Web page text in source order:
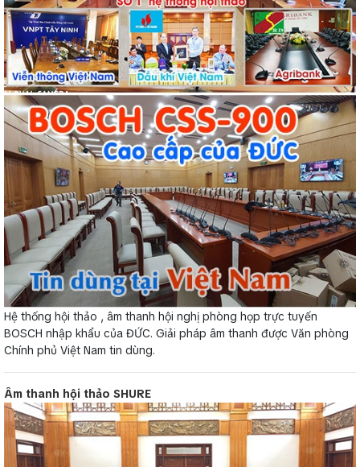
Hệ thống hội thảo , âm thanh hội nghị phòng họp trực tuyến
BOSCH nhập khẩu của ĐỨC. Giải pháp âm thanh được Văn phòng
Chính phủ Việt Nam tin dùng.
Âm thanh hội thảo SHURE